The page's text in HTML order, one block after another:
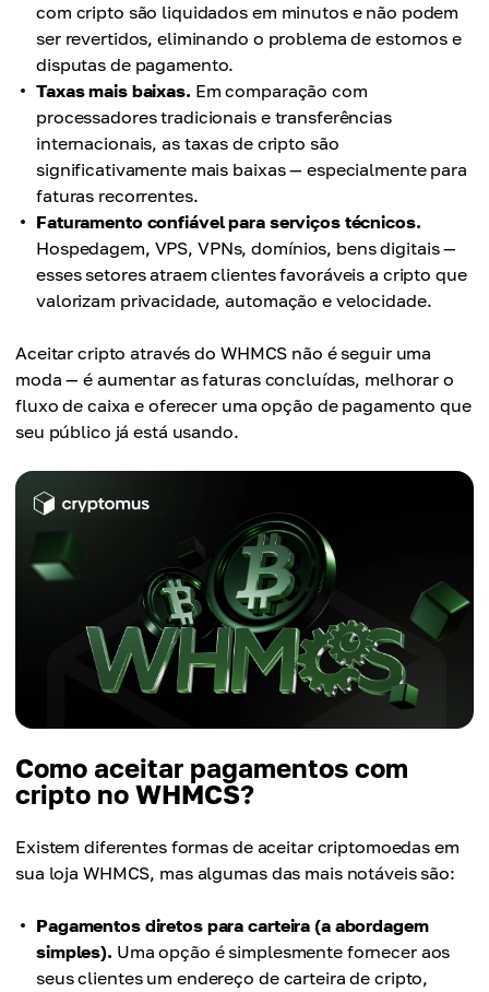
com cripto são liquidados em minutos e não podem
ser revertidos, eliminando o problema de estornos e
disputas de pagamento.
Taxas mais baixas. Em comparação com
processadores tradicionais e transferências
internacionais, as taxas de cripto são
significativamente mais baixas — especialmente para
faturas recorrentes.
Faturamento confiável para serviços técnicos.
Hospedagem, VPS, VPNs, domínios, bens digitais —
esses setores atraem clientes favoráveis a cripto que
valorizam privacidade, automação e velocidade.
Aceitar cripto através do WHMCS não é seguir uma
moda — é aumentar as faturas concluídas, melhorar o
fluxo de caixa e oferecer uma opção de pagamento que
seu público já está usando.
Como aceitar pagamentos com
cripto no WHMCS?
Existem diferentes formas de aceitar criptomoedas em
sua loja WHMCS, mas algumas das mais notáveis são:
Pagamentos diretos para carteira (a abordagem
simples). Uma opção é simplesmente fornecer aos
seus clientes um endereço de carteira de cripto,